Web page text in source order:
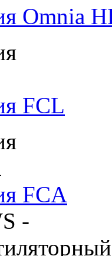
Omnia
FCL
FCA